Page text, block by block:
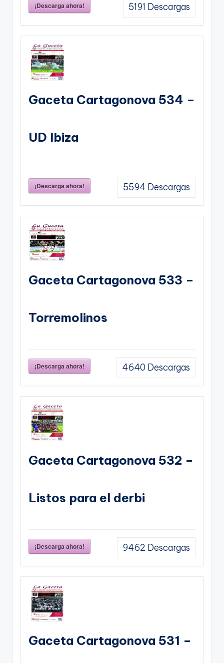
¡Descarga ahora! 5191 Descargas
Gaceta Cartagonova 534 –
UD Ibiza
¡Descarga ahora! 5594 Descargas
Gaceta Cartagonova 533 –
Torremolinos
¡Descarga ahora! 4640 Descargas
Gaceta Cartagonova 532 –
Listos para el derbi
¡Descarga ahora! 9462 Descargas
Gaceta Cartagonova 531 –